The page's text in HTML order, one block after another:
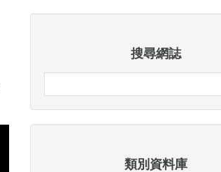
搜尋網誌
類別資料庫